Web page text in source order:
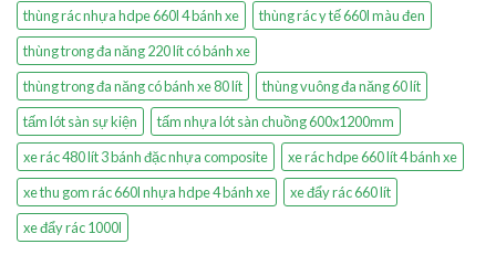
thùng rác nhựa hdpe 660l 4 bánh xe
thùng rác y tế 660l màu đen
thùng trong đa năng 220 lít có bánh xe
thùng trong đa năng có bánh xe 80 lít
thùng vuông đa năng 60 lít
tấm lót sàn sự kiện
tấm nhựa lót sàn chuồng 600x1200mm
xe rác 480 lít 3 bánh đặc nhựa composite
xe rác hdpe 660 lít 4 bánh xe
xe thu gom rác 660l nhựa hdpe 4 bánh xe
xe đẩy rác 660 lít
xe đẩy rác 1000l